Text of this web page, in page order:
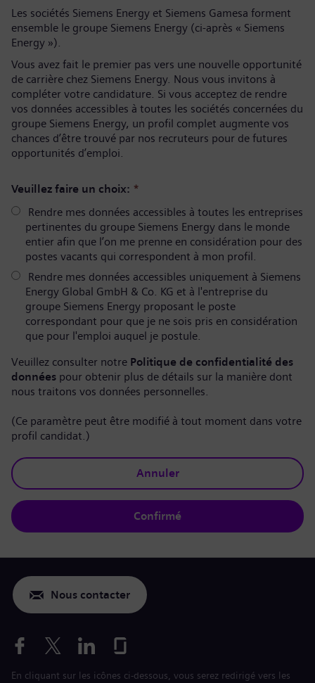
Les sociétés Siemens Energy et Siemens Gamesa forment
ensemble le groupe Siemens Energy (ci-après « Siemens
Energy »).
Vous avez fait le premier pas vers une nouvelle opportunité
de carrière chez Siemens Energy. Nous vous invitons à
compléter votre candidature. Si vous acceptez de rendre
vos données accessibles à toutes les sociétés concernées du
groupe Siemens Energy, un profil complet augmente vos
chances d’être trouvé par nos recruteurs pour de futures
opportunités d’emploi.
Veuillez faire un choix: *
Rendre mes données accessibles à toutes les entreprises
pertinentes du groupe Siemens Energy dans le monde
entier afin que l’on me prenne en considération pour des
postes vacants qui correspondent à mon profil.
Rendre mes données accessibles uniquement à Siemens
Energy Global GmbH & Co. KG et à l'entreprise du
groupe Siemens Energy proposant le poste
correspondant pour que je ne sois pris en considération
que pour l'emploi auquel je postule.
Veuillez consulter notre Politique de confidentialité des
données pour obtenir plus de détails sur la manière dont
nous traitons vos données personnelles.
(Ce paramètre peut être modifié à tout moment dans votre
profil candidat.)
Annuler
Confirmé
Nous contacter
En cliquant sur les icônes ci-dessous, vous serez redirigé vers les